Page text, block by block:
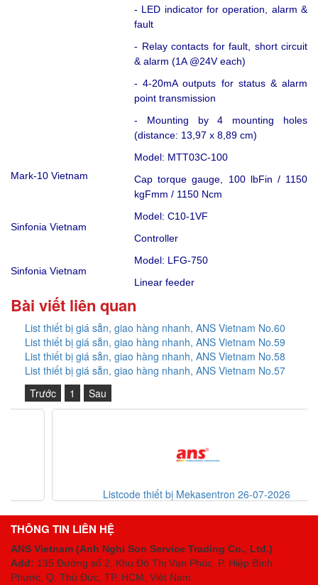
- LED indicator for operation, alarm &
fault
- Relay contacts for fault, short circuit
& alarm (1A @24V each)
- 4-20mA outputs for status & alarm
point transmission
- Mounting by 4 mounting holes
(distance: 13,97 x 8,89 cm)
Mark-10 Vietnam
Model: MTT03C-100
Cap torque gauge, 100 lbFin / 1150
kgFmm / 1150 Ncm
Sinfonia Vietnam
Model: C10-1VF
Controller
Sinfonia Vietnam
Model: LFG-750
Linear feeder
Bài viết liên quan
List thiết bị giá sẵn, giao hàng nhanh, ANS Vietnam No.60
List thiết bị giá sẵn, giao hàng nhanh, ANS Vietnam No.59
List thiết bị giá sẵn, giao hàng nhanh, ANS Vietnam No.58
List thiết bị giá sẵn, giao hàng nhanh, ANS Vietnam No.57
Trước
1 Sau
Listcode thiết bị Mekasentron 26-07-2026
THÔNG TIN LIÊN HỆ
ANS Vietnam (Anh Nghi Son Service Trading Co., Ltd.)
Add: 135 Đường số 2, Khu Đô Thị Vạn Phúc, P. Hiệp Bình
Phước, Q. Thủ Đức, TP. HCM , Việt Nam